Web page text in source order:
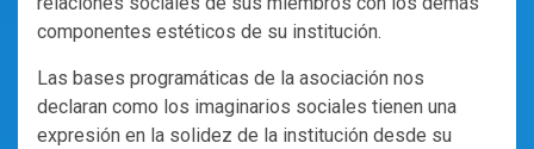
componentes estéticos de su institución.
Las bases programáticas de la asociación nos
declaran como los imaginarios sociales tienen una
expresión en la solidez de la institución desde su